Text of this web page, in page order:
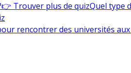
👉 Trouver plus de quizQuel type
rencontrer des universités